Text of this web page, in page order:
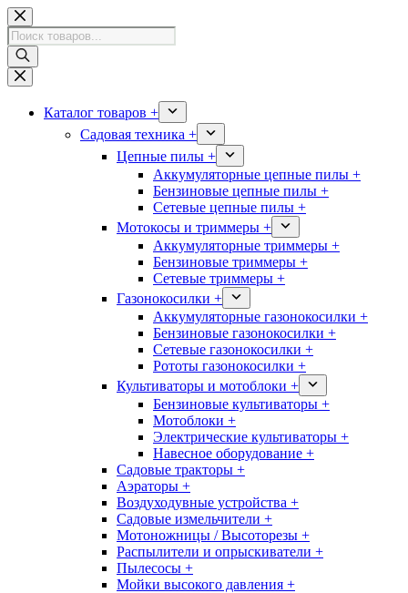
Перейти
к
сути
Поиск
товаров
Каталог товаров +
Садовая техника +
Цепные пилы +
Аккумуляторные цепные пилы +
Бензиновые цепные пилы +
Сетевые цепные пилы +
Мотокосы и триммеры +
Аккумуляторные триммеры +
Бензиновые триммеры +
Сетевые триммеры +
Газонокосилки +
Аккумуляторные газонокосилки +
Бензиновые газонокосилки +
Сетевые газонокосилки +
Рототы газонокосилки +
Культиваторы и мотоблоки +
Бензиновые культиваторы +
Мотоблоки +
Электрические культиваторы +
Навесное оборудование +
Садовые тракторы +
Аэраторы +
Воздуходувные устройства +
Садовые измельчители +
Мотоножницы / Высоторезы +
Распылители и опрыскиватели +
Пылесосы +
Мойки высокого давления +